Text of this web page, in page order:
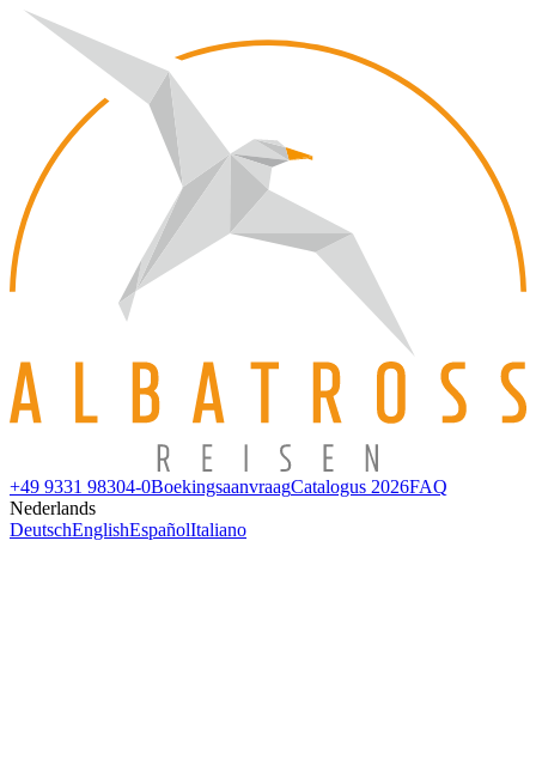
+49 9331 98304-0BoekingsaanvraagCatalogus 2026FAQ
Nederlands
DeutschEnglishEspañolItaliano